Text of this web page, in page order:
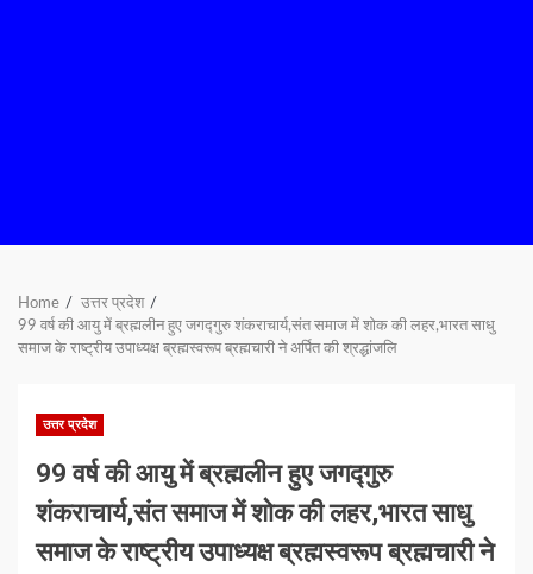
Home
उत्तर प्रदेश
99 वर्ष की आयु में ब्रह्मलीन हुए जगद्गुरु शंकराचार्य,संत समाज में शोक की लहर,भारत साधु
समाज के राष्ट्रीय उपाध्यक्ष ब्रह्मस्वरूप ब्रह्मचारी ने अर्पित की श्रद्धांजलि
उत्तर प्रदेश
99 वर्ष की आयु में ब्रह्मलीन हुए जगद्गुरु
शंकराचार्य,संत समाज में शोक की लहर,भारत साधु
समाज के राष्ट्रीय उपाध्यक्ष ब्रह्मस्वरूप ब्रह्मचारी ने